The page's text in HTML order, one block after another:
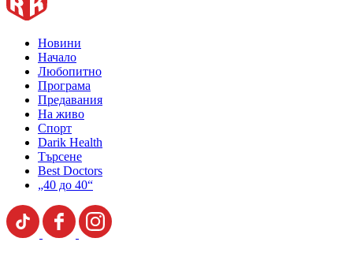
Новини
Начало
Любопитно
Програма
Предавания
На живо
Спорт
Darik Health
Търсене
Best Doctors
„40 до 40“